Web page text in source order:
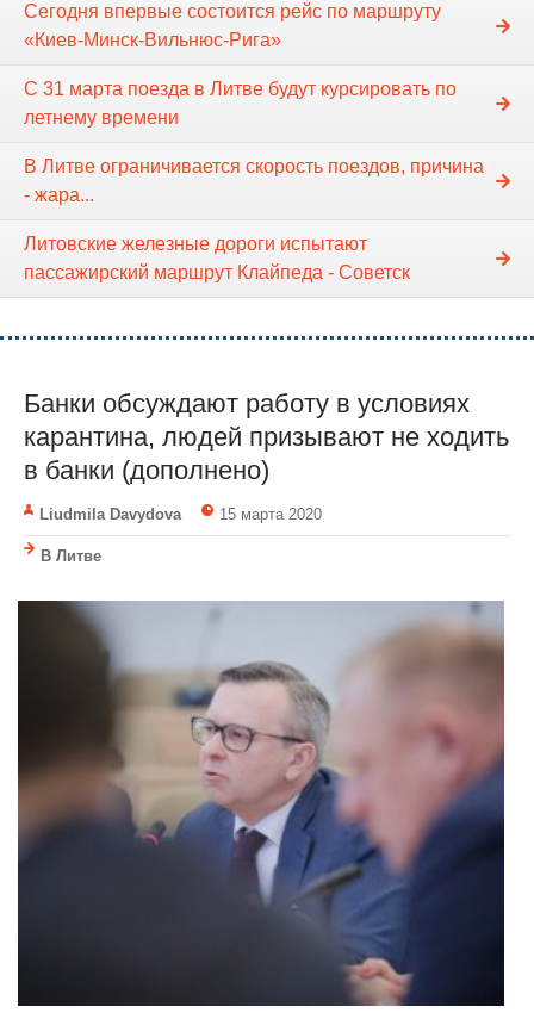
Сегодня впервые состоится рейс по маршруту
«Киев-Минск-Вильнюс-Рига»
С 31 марта поезда в Литве будут курсировать по
летнему времени
В Литве ограничивается скорость поездов, причина
- жара...
Литовские железные дороги испытают
пассажирский маршрут Клайпеда - Советск
Банки обсуждают работу в условиях
карантина, людей призывают не ходить
в банки (дополнено)
Liudmila Davydova 15 марта 2020
В Литве